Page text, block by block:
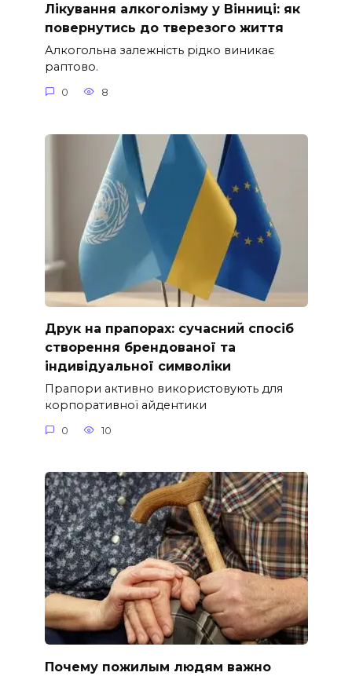
Лікування алкоголізму у Вінниці: як
повернутись до тверезого життя
Алкогольна залежність рідко виникає
раптово.
0 8
Друк на прапорах: сучасний спосіб
створення брендованої та
індивідуальної символіки
Прапори активно використовують для
корпоративної айдентики
0 10
Почему пожилым людям важно